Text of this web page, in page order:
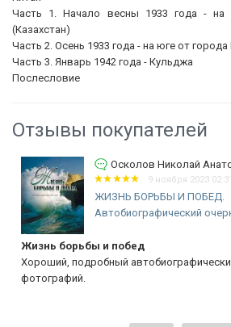
Часть 1. Начало весны 1933 года - на
(Казахстан)
Часть 2. Осень 1933 года - на юге от
Часть 3. Январь 1942 года - Кульджа
Послесловие
Отзывы покупателей
Осколов Николай
9 ноября 2023 02:31
ЖИЗНЬ БОРЬБЫ И ПОБЕД.
Автобиографический
Жизнь борьбы и побед
Хороший, подробный
фотографий.